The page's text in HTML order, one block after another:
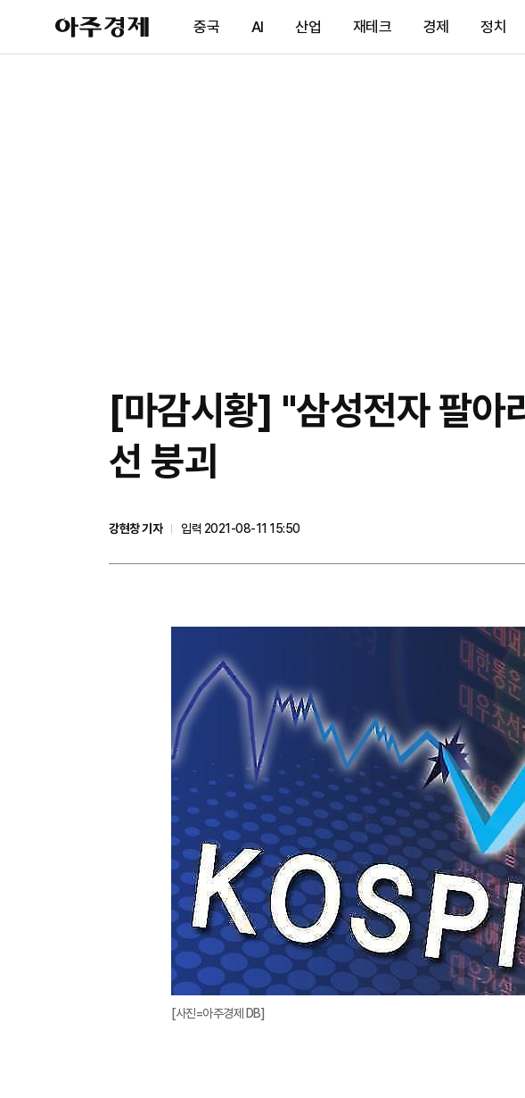
아
주
제
중국 AI 산업 재테크 경제 정치
​[마감시황] "삼성전자 팔
선 붕괴
강현창 기자
입력 2021-08-11 15:50
[사진=아주경제 DB]